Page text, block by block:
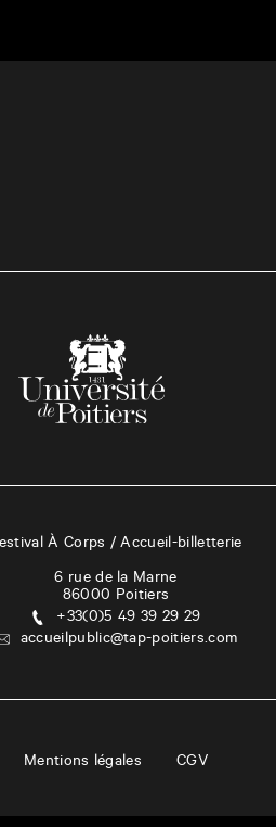
À Corps / Accueil-billetterie
6 rue de la Marne
86000 Poitiers
+33(0)5 49 39 29 29
accueilpublic@tap-poitiers.com
Mentions légales CGV